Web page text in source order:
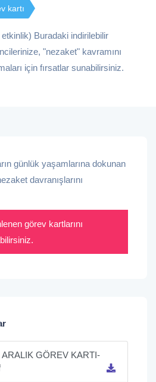
kartı
etkinlik) Buradaki indirilebilir
"nezaket" kavramını
için fırsatlar sunabilirsiniz.
günlük yaşamlarına dokunan
davranışlarını
görev kartlarını
GÖREV KARTI-